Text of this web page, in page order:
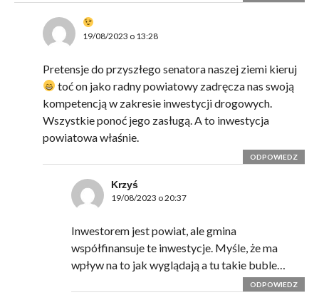
19/08/2023 o 13:28
Pretensje do przyszłego senatora naszej ziemi kieruj
toć on jako radny powiatowy zadręcza nas swoją
kompetencją w zakresie inwestycji drogowych.
Wszystkie ponoć jego zasługą. A to inwestycja
powiatowa właśnie.
ODPOWIEDZ
Krzyś
19/08/2023 o 20:37
Inwestorem jest powiat, ale gmina
współfinansuje te inwestycje. Myśle, że ma
wpływ na to jak wyglądają a tu takie buble…
ODPOWIEDZ